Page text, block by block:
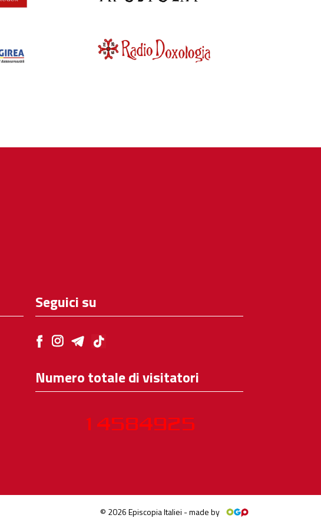
Seguici su
Numero totale di visitatori
© 2026 Episcopia Italiei - made by